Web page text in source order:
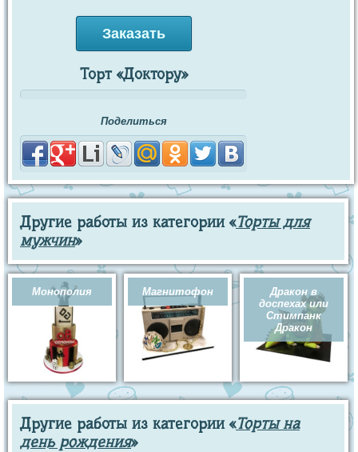
Заказать
Торт «Доктору»
Поделиться
Другие работы из категории «Торты для
мужчин»
Монополия Магнитофон
Дракон в
доспехах или
Стимпанк
Дракон
Другие работы из категории «Торты на
день рождения»